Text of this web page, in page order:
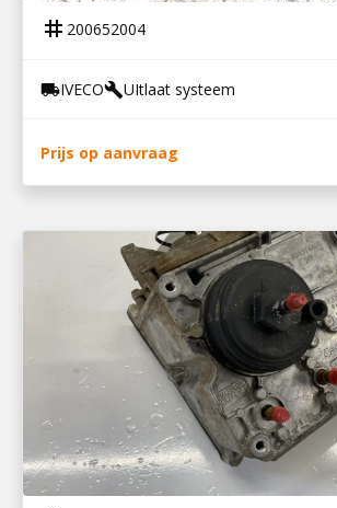
tag 200652004
local_shippingIVECObuildUItlaat systeem
Prijs op aanvraag
200554001
EAS UNIT IVECO STRALIS